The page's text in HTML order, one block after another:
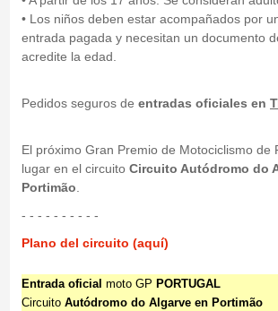
• Los niños deben estar acompañados por
entrada pagada y necesitan un documento
acredite la edad.
Pedidos seguros de entradas oficiales en
El próximo Gran Premio de Motociclismo de
lugar en el circuito Circuito Autódromo do
Portimão
- - - - - - - - - -
Plano del circuito (aquí)
Entrada oficial moto GP PORTUGAL
Circuito Autódromo do Algarve en Portimão